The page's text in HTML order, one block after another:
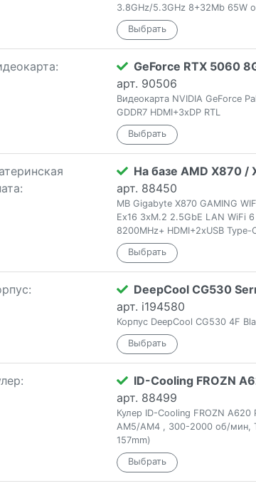
3.8GHz/5.3GHz 8+32Mb 65W
GeForce RTX 5060
арт. 90506
Видеокарта NVIDIA GeForce
GDDR7 HDMI+3xDP RTL
На базе AMD X870 /
арт. 88450
MB Gigabyte X870 GAMING
Ex16 3xM.2 2.5GbE LAN WiFi
8200MHz+ HDMI+2xUSB Type-
DeepCool CG530
арт. i194580
Корпус DeepCool CG530 4F
ID-Cooling FROZN
арт. 88499
Кулер ID-Cooling FROZN A620
AM5/AM4 , 300-2000 об/мин,
157mm)